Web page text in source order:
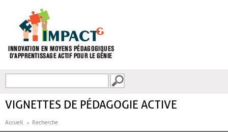
FORMULAIRE DE
VIGNETTES DE PÉDAGOGIE ACTIVE
Accueil Recherche